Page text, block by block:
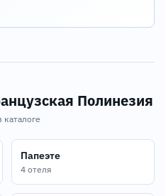
Полинезия
Папеэте
4 отеля